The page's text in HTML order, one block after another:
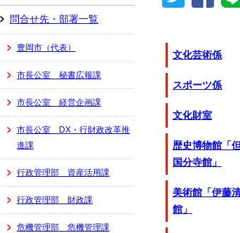
文化芸術係
スポーツ係
文化財室
歴史博物館「
国分寺館」
美術館「伊藤
館」
問合せ先・部署一覧
豊岡市（代表）
市長公室 秘書広報課
市長公室 経営企画課
市長公室 DX・行財政改革推
進課
行政管理部 資産活用課
行政管理部 財政課
危機管理部 危機管理課